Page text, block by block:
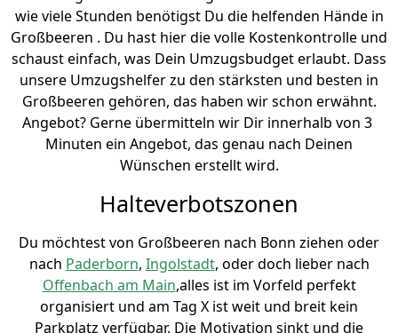
wie viele Stunden benötigst Du die helfenden Hände in
Großbeeren . Du hast hier die volle Kostenkontrolle und
schaust einfach, was Dein Umzugsbudget erlaubt. Dass
unsere Umzugshelfer zu den stärksten und besten in
Großbeeren gehören, das haben wir schon erwähnt.
Angebot? Gerne übermitteln wir Dir innerhalb von 3
Minuten ein Angebot, das genau nach Deinen
Wünschen erstellt wird.
Halteverbotszonen
Du möchtest von Großbeeren nach Bonn ziehen oder
nach Paderborn, Ingolstadt, oder doch lieber nach
Offenbach am Main,alles ist im Vorfeld perfekt
organisiert und am Tag X ist weit und breit kein
Parkplatz verfügbar. Die Motivation sinkt und die